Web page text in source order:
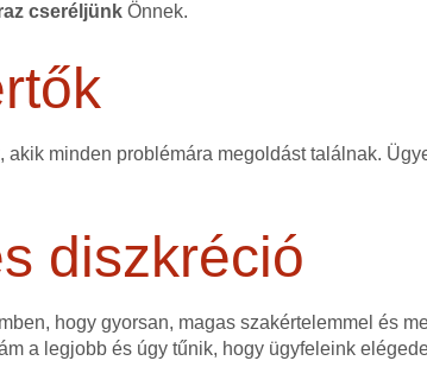
cseréljünk Önnek.
, akik minden problémára megoldást találnak.
diszkréció
hogy gyorsan, magas szakértelemmel és
a legjobb és úgy tűnik, hogy ügyfeleink